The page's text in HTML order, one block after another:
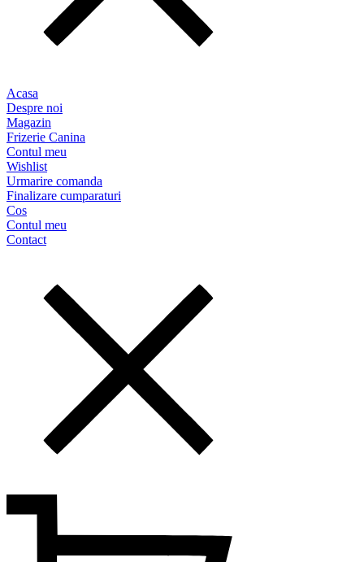
Acasa
Despre noi
Magazin
Frizerie Canina
Contul meu
Wishlist
Urmarire comanda
Finalizare cumparaturi
Cos
Contul meu
Contact